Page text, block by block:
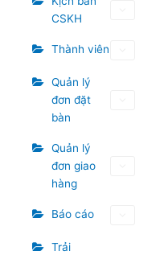
CSKH
Thành viên
Quản lý
đơn đặt
bàn
Quản lý
đơn giao
hàng
Báo cáo
Trải